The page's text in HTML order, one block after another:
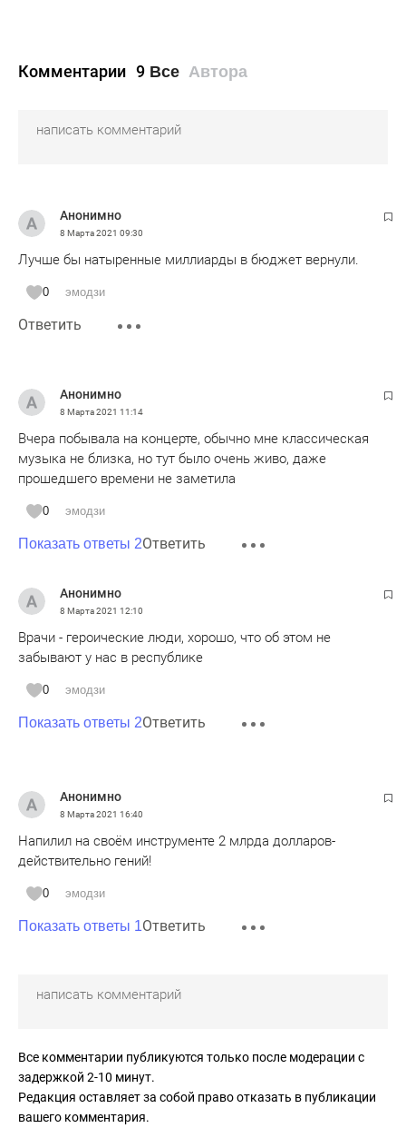
Комментарии 9 Все Автора
Анонимно
8 Марта 2021 09:30
Лучше бы натыренные миллиарды в бюджет вернули.
0 эмодзи
Ответить
Анонимно
8 Марта 2021 11:14
Вчера побывала на концерте, обычно мне классическая
музыка не близка, но тут было очень живо, даже
прошедшего времени не заметила
0 эмодзи
Показать ответы 2Ответить
Анонимно
8 Марта 2021 12:10
Врачи - героические люди, хорошо, что об этом не
забывают у нас в республике
0 эмодзи
Показать ответы 2Ответить
Анонимно
8 Марта 2021 16:40
Напилил на своём инструменте 2 млрда долларов-
действительно гений!
0 эмодзи
Показать ответы 1Ответить
Все комментарии публикуются только после модерации с
задержкой 2-10 минут.
Редакция оставляет за собой право отказать в публикации
вашего комментария.